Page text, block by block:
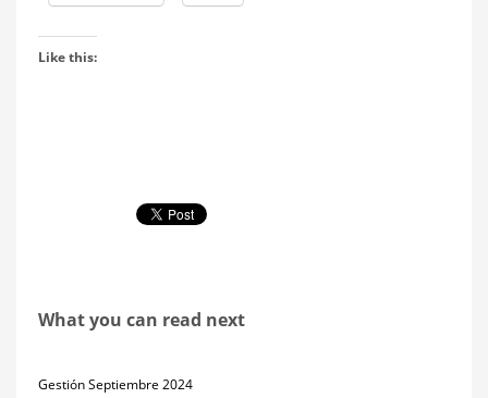
Like this:
What you can read next
Gestión Septiembre 2024